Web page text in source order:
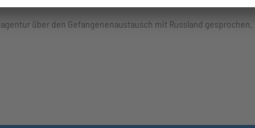
über den Gefangenenaustausch mit Russland gesprochen.